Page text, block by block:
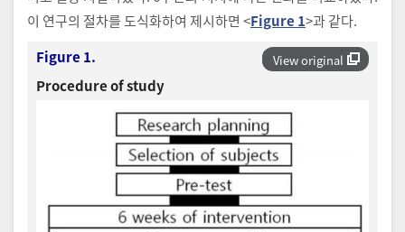
이 연구의 절차를 도식화하여 제시하면 <Figure 1>과 같다.
View original
Figure 1.
Procedure of study